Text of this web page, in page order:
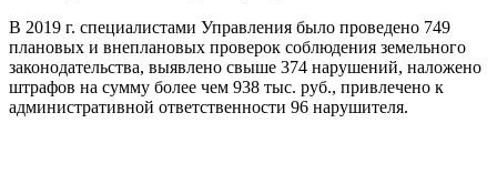
В 2019 г. специалистами Управления было проведено 749
плановых и внеплановых проверок соблюдения земельного
законодательства, выявлено свыше 374 нарушений, наложено
штрафов на сумму более чем 938 тыс. руб., привлечено к
административной ответственности 96 нарушителя.